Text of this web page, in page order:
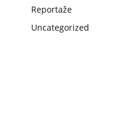
Reportaže
Uncategorized